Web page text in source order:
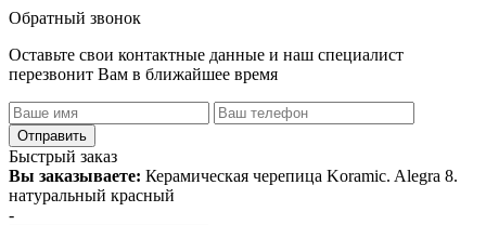
Обратный звонок
Оставьте свои контактные данные и наш специалист
перезвонит Вам в ближайшее время
Быстрый заказ
Вы заказываете: Керамическая черепица Koramic. Alegra 8.
натуральный красный
-